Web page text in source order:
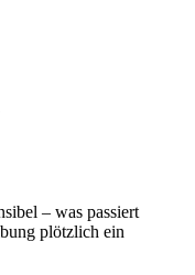
– was passiert
plötzlich ein